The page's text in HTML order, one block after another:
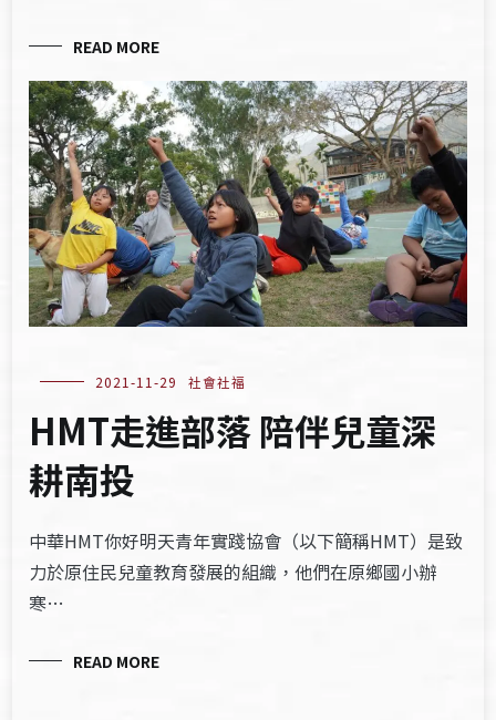
READ MORE
2021-11-29 社會社福
HMT走進部落 陪伴兒童深
耕南投
中華HMT你好明天青年實踐協會（以下簡稱HMT）是致
力於原住民兒童教育發展的組織，他們在原鄉國小辦
寒…
READ MORE